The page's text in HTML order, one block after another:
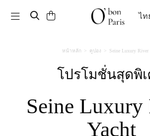
Toggle navigation ไท
หน้าหลัก คูปอง Seine Luxury River
โปรโมชั่นสุดพิ
Seine Luxury River
Yacht